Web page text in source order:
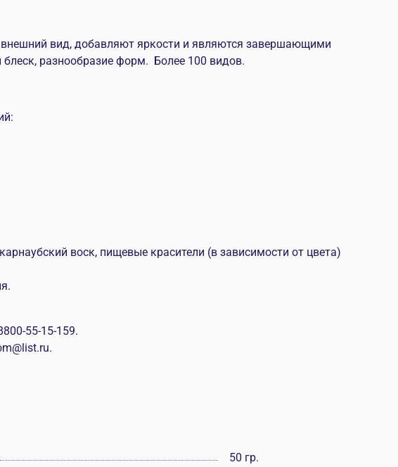
вид, добавляют яркости и являются завершающими
разнообразие форм. Более 100 видов.
воск, пищевые красители (в зависимости от цвета)
55-15-159.
50 гр.